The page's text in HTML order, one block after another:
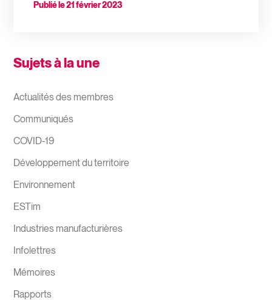
Publié le21 février 2023
Sujets à la une
Actualités des membres
Communiqués
COVID-19
Développement du territoire
Environnement
ESTim
Industries manufacturières
Infolettres
Mémoires
Rapports